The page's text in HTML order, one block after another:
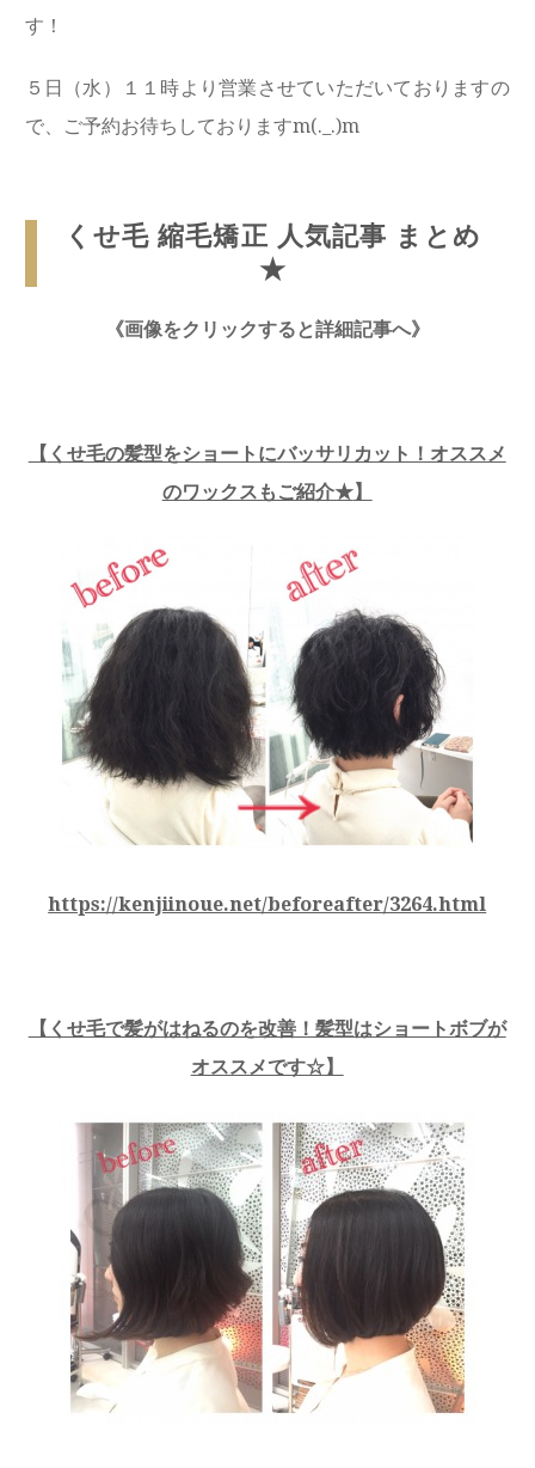
す！
５日（水）１１時より営業させていただいておりますの
で、ご予約お待ちしておりますm(._.)m
くせ毛 縮毛矯正 人気記事 まとめ
★
《画像をクリックすると詳細記事へ》
【 くせ毛の髪型をショートにバッサリカット！オススメ
のワックスもご紹介★】
https://kenjiinoue.net/beforeafter/3264.html
【くせ毛で髪がはねるのを改善！髪型はショートボブが
オススメです☆】